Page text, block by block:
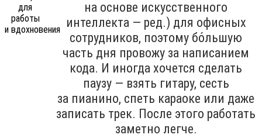
на основе искусственного
интеллекта — ред.) для офисных
сотрудников, поэтому бо́льшую
часть дня провожу за написанием
кода. И иногда хочется сделать
паузу — взять гитару, сесть
за пианино, спеть караоке или даже
записать трек. После этого работать
заметно легче.